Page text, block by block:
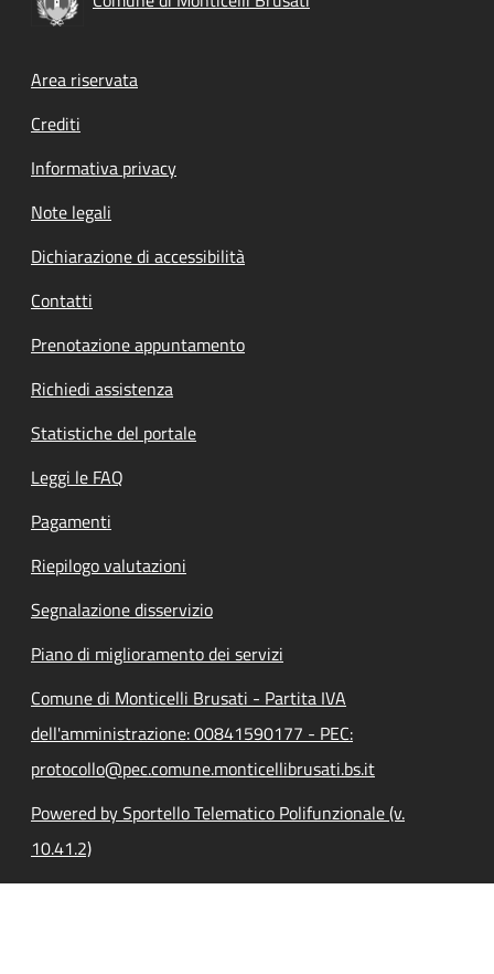
Footer menu
Area riservata
Crediti
Informativa privacy
Note legali
Dichiarazione di accessibilità
Contatti
Prenotazione appuntamento
Richiedi assistenza
Statistiche del portale
Leggi le FAQ
Pagamenti
Riepilogo valutazioni
Segnalazione disservizio
Piano di miglioramento dei servizi
Comune di Monticelli Brusati - Partita IVA
dell'amministrazione: 00841590177 - PEC:
protocollo@pec.comune.monticellibrusati.bs.it
Powered by Sportello Telematico Polifunzionale (v.
10.41.2)